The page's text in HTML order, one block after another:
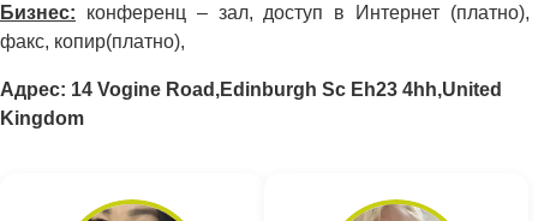
Бизнес: конференц – зал, доступ в Интернет (платно),
факс, копир(платно),
Адрес: 14 Vogine Road,Edinburgh Sc Eh23 4hh,United
Kingdom